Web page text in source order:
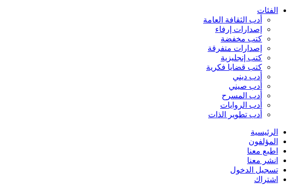
الفئات
أدب الثقافة العامة
إصدارات إرفاء
كتب مخفضة
إصدارات متفرقة
كتب إنجليزية
كتب قضايا فكرية
أدب ديني
أدب صيني
أدب المسرح
أدب الروايات
أدب تطوير الذات
الرئيسية
المؤلفون
اطبع معنا
انشر معنا
تسجيل الدخول
اشتراك